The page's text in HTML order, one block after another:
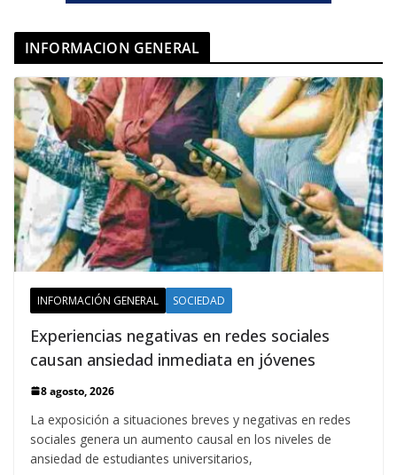
INFORMACION GENERAL
INFORMACIÓN GENERAL SOCIEDAD
Experiencias negativas en redes sociales
causan ansiedad inmediata en jóvenes
8 agosto, 2026
La exposición a situaciones breves y negativas en redes
sociales genera un aumento causal en los niveles de
ansiedad de estudiantes universitarios,